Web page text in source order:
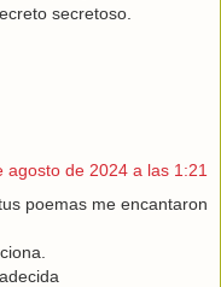
secretoso.
agosto de 2024 a las 1:21
poemas me encantaron